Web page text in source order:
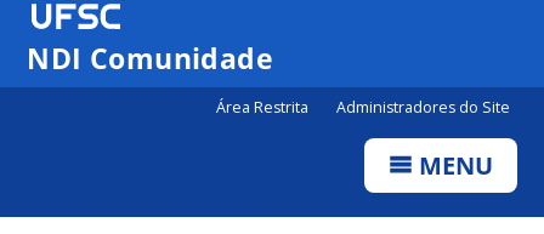
NDI Comunidade
Área Restrita Administradores do Site
MENU